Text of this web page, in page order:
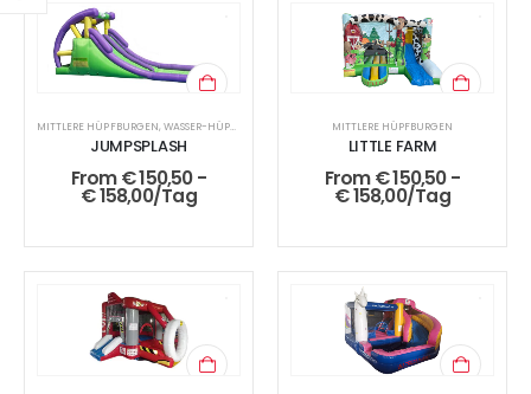
MITTLERE HÜPFBURGEN, WASSER-HÜPFBURGEN
JUMPSPLASH
From€150,50-
€158,00/Tag
MITTLERE HÜPFBURGEN
LITTLE FARM
From€150,50-
€158,00/Tag